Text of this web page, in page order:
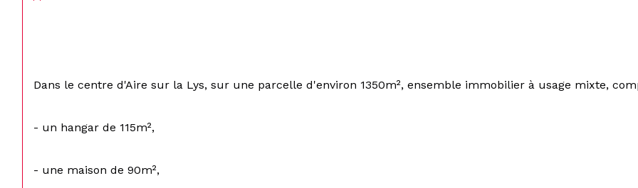
Dans le centre d'Aire sur la Lys, sur une parcelle d'environ 1350m², ensemble immobilier à usage mixte,
- un hangar de 115m²,
- une maison de 90m²,